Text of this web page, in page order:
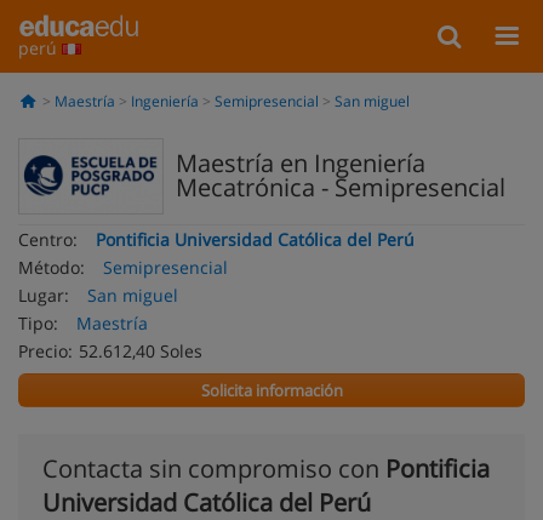
perú
Maestría Ingeniería Semipresencial San miguel
Maestría en Ingeniería
Mecatrónica - Semipresencial
Centro:
Pontificia Universidad Católica del Perú
Método:
Semipresencial
Lugar:
San miguel
Tipo:
Maestría
Precio: 52.612,40 Soles
Solicita información
Contacta sin compromiso con Pontificia
Universidad Católica del Perú